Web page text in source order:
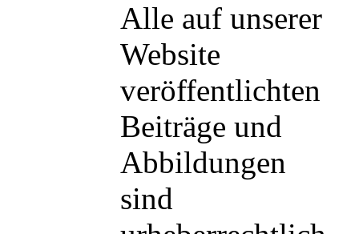
Alle auf unserer
Website
veröffentlichten
Beiträge und
Abbildungen
sind